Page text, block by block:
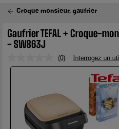
Croque monsieur, gaufrier
Gaufrier TEFAL + Croque-
- SW863J
Aucune
valeur
notation.
Lien
sur
même
page.
(0) Interrogez un